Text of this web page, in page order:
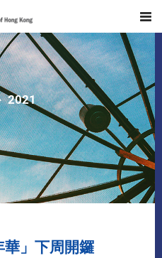
2021
華」下周開鑼